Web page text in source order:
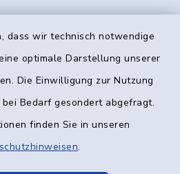
dass wir technisch notwendige
optimale Darstellung unserer
Die Einwilligung zur Nutzung
Bedarf gesondert abgefragt.
finden Sie in unseren
.
Kontakt